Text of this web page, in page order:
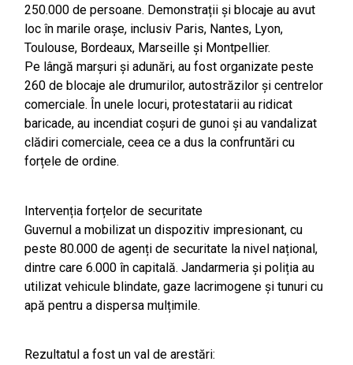
250.000 de persoane. Demonstrații și blocaje au avut
loc în marile orașe, inclusiv Paris, Nantes, Lyon,
Toulouse, Bordeaux, Marseille și Montpellier.
Pe lângă marșuri și adunări, au fost organizate peste
260 de blocaje ale drumurilor, autostrăzilor și centrelor
comerciale. În unele locuri, protestatarii au ridicat
baricade, au incendiat coșuri de gunoi și au vandalizat
clădiri comerciale, ceea ce a dus la confruntări cu
forțele de ordine.
Intervenția forțelor de securitate
Guvernul a mobilizat un dispozitiv impresionant, cu
peste 80.000 de agenți de securitate la nivel național,
dintre care 6.000 în capitală. Jandarmeria și poliția au
utilizat vehicule blindate, gaze lacrimogene și tunuri cu
apă pentru a dispersa mulțimile.
Rezultatul a fost un val de arestări: